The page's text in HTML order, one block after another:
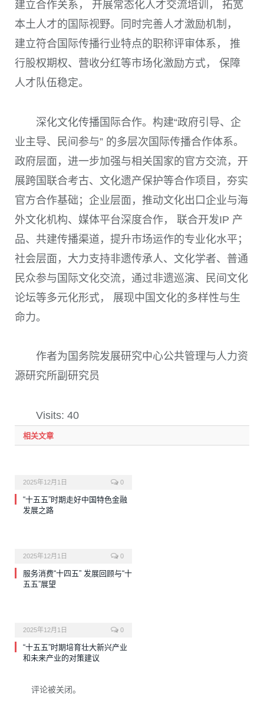
建立合作关系， 开展常态化人才交流培训， 拓宽
本土人才的国际视野。同时完善人才激励机制，
建立符合国际传播行业特点的职称评审体系， 推
行股权期权、营收分红等市场化激励方式， 保障
人才队伍稳定。
深化文化传播国际合作。构建“政府引导、企
业主导、民间参与” 的多层次国际传播合作体系。
政府层面，进一步加强与相关国家的官方交流，开
展跨国联合考古、文化遗产保护等合作项目，夯实
官方合作基础；企业层面，推动文化出口企业与海
外文化机构、媒体平台深度合作， 联合开发IP 产
品、共建传播渠道，提升市场运作的专业化水平；
社会层面，大力支持非遗传承人、文化学者、普通
民众参与国际文化交流，通过非遗巡演、民间文化
论坛等多元化形式， 展现中国文化的多样性与生
命力。
作者为国务院发展研究中心公共管理与人力资
源研究所副研究员
Visits: 40
相关文章
2025年12月1日 0
“十五五”时期走好中国特色金融
发展之路
2025年12月1日 0
服务消费“十四五” 发展回顾与“十
五五”展望
2025年12月1日 0
“十五五”时期培育壮大新兴产业
和未来产业的对策建议
评论被关闭。